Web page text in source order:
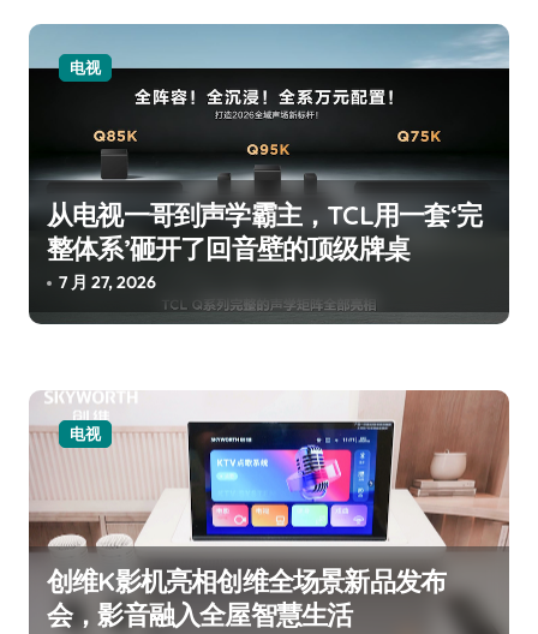
电视
从电视一哥到声学霸主，TCL用一套‘完
整体系’砸开了回音壁的顶级牌桌
7 月 27, 2026
电视
创维K影机亮相创维全场景新品发布
会，影音融入全屋智慧生活